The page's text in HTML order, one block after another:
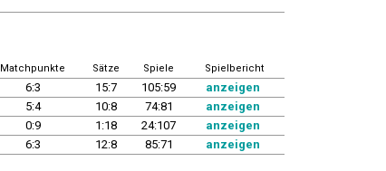
Matchpunkte Sätze Spiele Spielbericht
6:3 15:7 105:59
anzeigen
5:4 10:8 74:81
anzeigen
0:9 1:18 24:107
anzeigen
6:3 12:8 85:71 anzeigen